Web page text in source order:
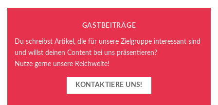
GASTBEITRÄGE
Du schreibst Artikel, die für unsere Zielgruppe interessant sind
und willst deinen Content bei uns präsentieren?
Nutze gerne unsere Reichweite!
KONTAKTIERE UNS!